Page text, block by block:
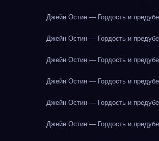
Джейн Остин — Гордость и
Джейн Остин — Гордость и
Джейн Остин — Гордость и
Джейн Остин — Гордость и
Джейн Остин — Гордость и
Джейн Остин — Гордость и